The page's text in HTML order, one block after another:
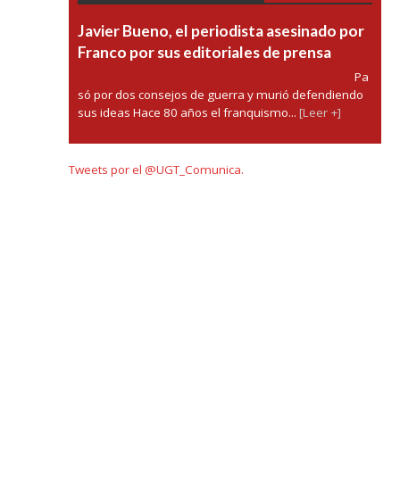
Javier Bueno, el periodista asesinado por
Franco por sus editoriales de prensa
Pa
só por dos consejos de guerra y murió defendiendo
sus ideas Hace 80 años el franquismo... [Leer +]
Tweets por el @UGT_Comunica.